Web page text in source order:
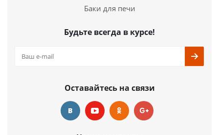
Подробнее
Баки для печи
Будьте всегда в курсе!
Оставайтесь на связи